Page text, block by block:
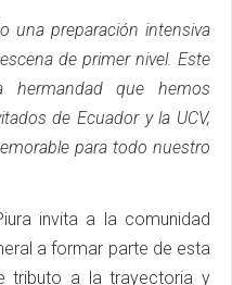
una preparación intensiva
de primer nivel. Este
que hemos
de Ecuador y la UCV,
para todo nuestro
invita a la comunidad
a formar parte de esta
tributo a la trayectoria y